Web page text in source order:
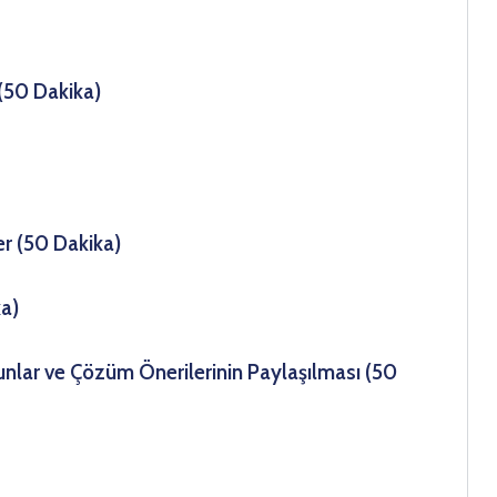
Dakika)
(50 Dakika)
ve Çözüm Önerilerinin Paylaşılması (50